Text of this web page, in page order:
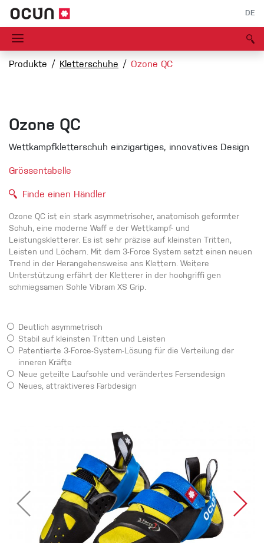
DE
Produkte Kletterschuhe Ozone QC
Ozone QC
Wettkampfkletterschuh einzigartiges, innovatives Design
Grössentabelle
Finde einen Händler
Ozone QC ist ein stark asymmetrischer, anatomisch geformter
Schuh, eine moderne Waff e der Wettkampf- und
Leistungskletterer. Es ist sehr präzise auf kleinsten Tritten,
Leisten und Löchern. Mit dem 3-Force System setzt einen neuen
Trend in der Herangehensweise ans Klettern. Weitere
Unterstützung erfährt der Kletterer in der hochgriffi gen
schmiegsamen Sohle Vibram XS Grip.
Deutlich asymmetrisch
Stabil auf kleinsten Tritten und Leisten
Patentierte 3-Force-System-Lösung für die Verteilung der
inneren Kräfte
Neue geteilte Laufsohle und verändertes Fersendesign
Neues, attraktiveres Farbdesign